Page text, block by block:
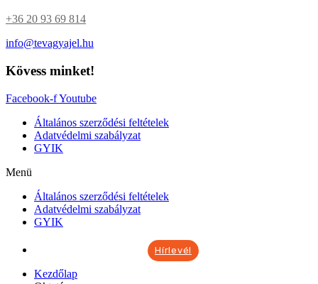
+36 20 93 69 814
info@tevagyajel.hu
Kövess minket!
Facebook-fYoutube
Általános szerződési feltételek
Adatvédelmi szabályzat
GYIK
Menü
Általános szerződési feltételek
Adatvédelmi szabályzat
GYIK
Hírlevél
Kezdőlap